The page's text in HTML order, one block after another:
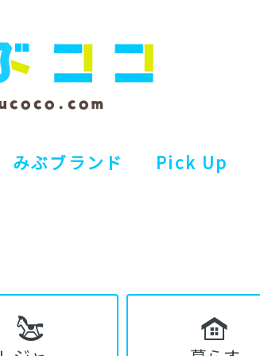
みぶブランド Pick Up